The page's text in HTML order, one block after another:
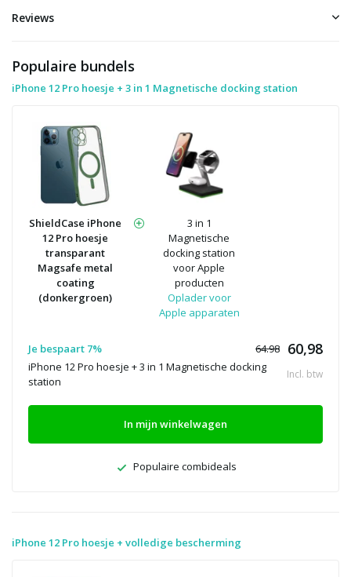
Reviews
Populaire bundels
iPhone 12 Pro hoesje + 3 in 1 Magnetische docking station
ShieldCase iPhone
12 Pro hoesje
transparant
Magsafe metal
coating
(donkergroen)
3 in 1
Magnetische
docking station
voor Apple
producten
Oplader voor
Apple apparaten
Je bespaart 7% 64.98 60,98
iPhone 12 Pro hoesje + 3 in 1 Magnetische docking
station
Incl. btw
In mijn winkelwagen
Populaire combideals
iPhone 12 Pro hoesje + volledige bescherming